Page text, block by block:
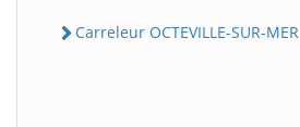
Carreleur OCTEVILLE-SUR-MER